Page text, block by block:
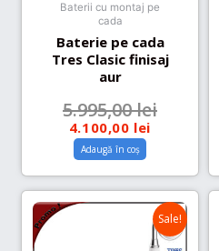
Baterii cu montaj pe
cada
Baterie pe cada
Tres Clasic finisaj
aur
5.995,00lei
4.100,00 lei
Adaugă în coș
Sale!